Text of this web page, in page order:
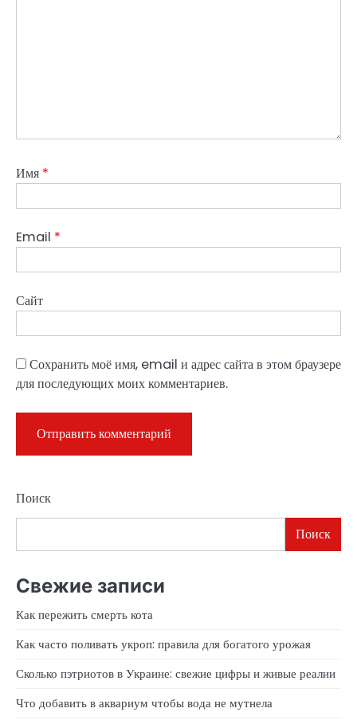
Имя *
Email *
Сайт
Сохранить моё имя, email и адрес сайта в этом браузере
для последующих моих комментариев.
Поиск
Поиск
Свежие записи
Как пережить смерть кота
Как часто поливать укроп: правила для богатого урожая
Сколько пэтриотов в Украине: свежие цифры и живые реалии
Что добавить в аквариум чтобы вода не мутнела